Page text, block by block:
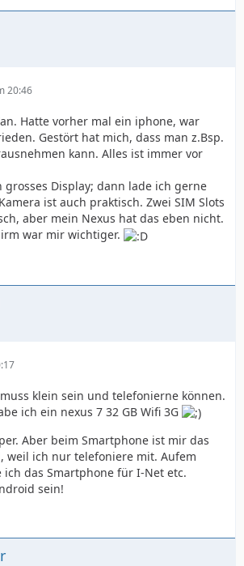
20:46
Hatte vorher mal ein iphone, war
Gestört hat mich, dass man z.Bsp.
kann. Alles ist immer vor
Display; dann lade ich gerne
ist auch praktisch. Zwei SIM Slots
aber mein Nexus hat das eben nicht.
war mir wichtiger.
klein sein und telefonierne können.
ich ein nexus 7 32 GB Wifi 3G
Aber beim Smartphone ist mir das
weil ich nur telefoniere mit. Aufem
ich das Smartphone für I-Net etc.
sein!